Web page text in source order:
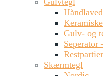
Gulvtegl
Gulv- og
Seperator
Skærmtegl